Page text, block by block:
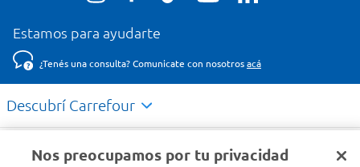
Estamos para ayudarte
¿Tenés una consulta? Comunicate con nosotros acá
Descubrí Carrefour
Conocenos
Nos preocupamos por tu privacidad